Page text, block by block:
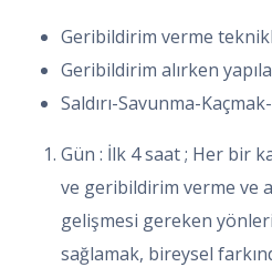
Geribildirim verme
Geribildirim alırken
Saldırı-Savunma-
Gün : İlk 4 saat ; Her bir
ve geribildirim verme ve
gelişmesi gereken
sağlamak, bireysel